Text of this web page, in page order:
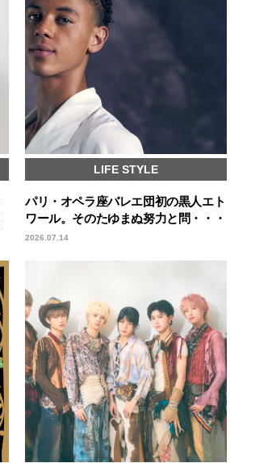
LIFE STYLE
パリ・オペラ座バレエ団初の黒人エト
ワール。そのたゆまぬ努力と問・・・
2026.07.14